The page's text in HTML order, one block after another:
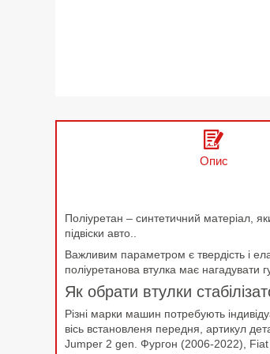
Опис
Поліуретан – синтетичний матеріал,
підвіски авто..
Важливим параметром є твердість і
поліуретанова втулка має нагадувати
Як обрати втулки
Різні марки машин потребують
вісь встановленя передня, артикул
Jumper 2 gen. Фургон (2006-2022),